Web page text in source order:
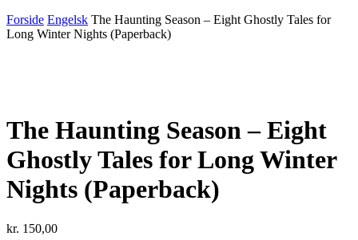
Forside Engelsk The Haunting Season – Eight Ghostly Tales for
Long Winter Nights (Paperback)
The Haunting Season – Eight
Ghostly Tales for Long Winter
Nights (Paperback)
kr. 150,00